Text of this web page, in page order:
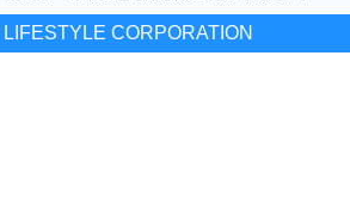
CORPORATION